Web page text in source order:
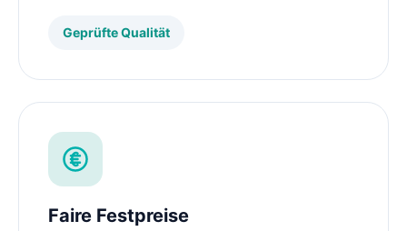
Geprüfte Qualität
Faire Festpreise